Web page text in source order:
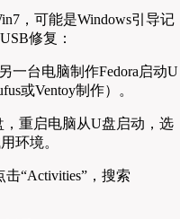
，可能是Windows引导记
修复：
另一台电脑制作Fedora启动U
或Ventoy制作）。
，重启电脑从U盘启动，选
环境。
击“Activities”，搜索